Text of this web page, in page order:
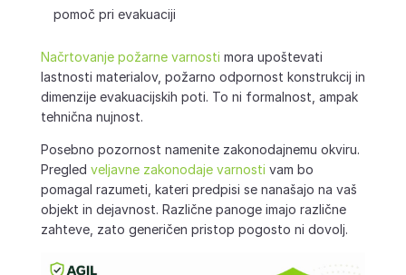
pomoč pri evakuaciji
Načrtovanje požarne varnosti mora upoštevati
lastnosti materialov, požarno odpornost konstrukcij in
dimenzije evakuacijskih poti. To ni formalnost, ampak
tehnična nujnost.
Posebno pozornost namenite zakonodajnemu okviru.
Pregled veljavne zakonodaje varnosti vam bo
pomagal razumeti, kateri predpisi se nanašajo na vaš
objekt in dejavnost. Različne panoge imajo različne
zahteve, zato generičen pristop pogosto ni dovolj.